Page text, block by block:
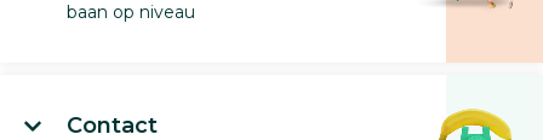
baan op niveau
Contact